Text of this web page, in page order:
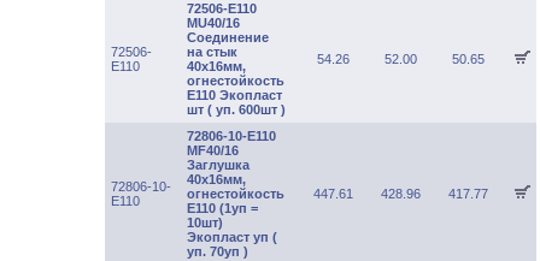
72506-
E110
72506-E110
MU40/16
Соединение
на стык
40х16мм,
огнестойкость
Е110 Экопласт
шт ( уп. 600шт )
54.26 52.00 50.65
72806-10-
E110
72806-10-E110
MF40/16
Заглушка
40х16мм,
огнестойкость
Е110 (1уп =
10шт)
Экопласт уп (
уп. 70уп )
447.61 428.96 417.77